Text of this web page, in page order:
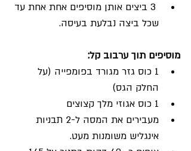
3 ביצים אותן מוסיפים אחת אחת עד
שכל ביצה נבלעת בעיסה.
מוסיפים תוך ערבוב קל:
1 כוס גזר מגורד בפומפייה (על
החלק הגס)
1 כוס אגוזי מלך קצוצים
מעבירים את המסה ל-2 תבניות
אינגליש משומנות מעט.